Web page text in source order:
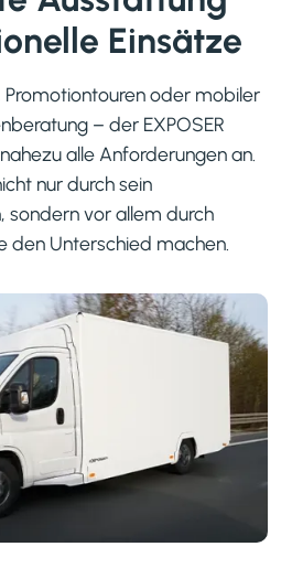
Einsätze
Promotiontouren oder mobiler
– der EXPOSER
alle Anforderungen an.
nur durch sein
sondern vor allem durch
den Unterschied machen.